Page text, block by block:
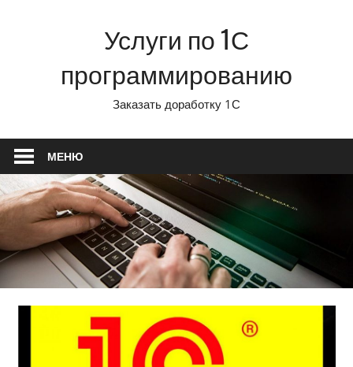
Услуги по 1С
программированию
Заказать доработку 1С
МЕНЮ